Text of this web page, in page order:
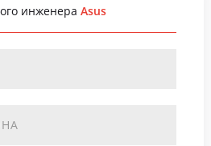
инженераAsus